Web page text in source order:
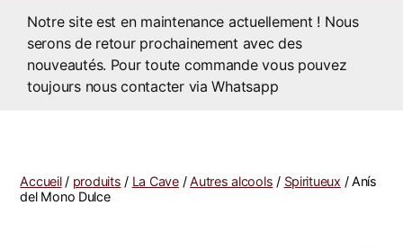
Notre site est en maintenance actuellement ! Nous
serons de retour prochainement avec des
nouveautés. Pour toute commande vous pouvez
toujours nous contacter via Whatsapp
Accueil/ produits / La Cave/Autres alcools / Spiritueux / Anís
del Mono Dulce